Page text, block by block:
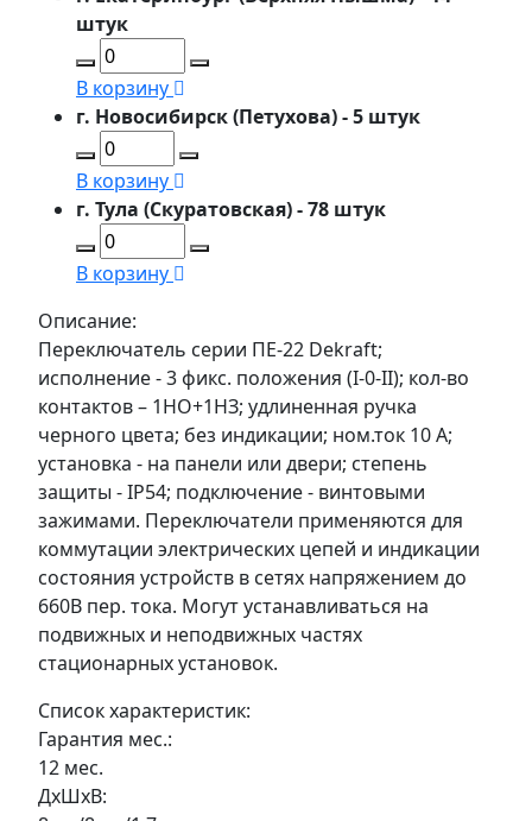
штук
В корзину
г. Новосибирск (Петухова) - 5 штук
В корзину
г. Тула (Скуратовская) - 78 штук
В корзину
Описание:
Переключатель серии ПЕ-22 Dekraft;
исполнение - 3 фикс. положения (I-0-II); кол-во
контактов – 1НО+1НЗ; удлиненная ручка
черного цвета; без индикации; ном.ток 10 А;
установка - на панели или двери; степень
защиты - IP54; подключение - винтовыми
зажимами. Переключатели применяются для
коммутации электрических цепей и индикации
состояния устройств в сетях напряжением до
660В пер. тока. Могут устанавливаться на
подвижных и неподвижных частях
стационарных установок.
Список характеристик:
Гарантия мес.:
12 мес.
ДxШxВ: